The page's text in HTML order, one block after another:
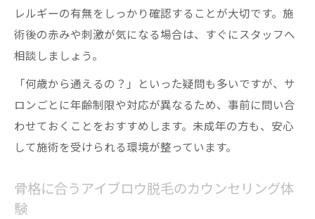
レルギーの有無をしっかり確認することが大切です。施
術後の赤みや刺激が気になる場合は、すぐにスタッフへ
相談しましょう。
「何歳から通えるの？」といった疑問も多いですが、サ
ロンごとに年齢制限や対応が異なるため、事前に問い合
わせておくことをおすすめします。未成年の方も、安心
して施術を受けられる環境が整っています。
骨格に合うアイブロウ脱毛のカウンセリング体
験